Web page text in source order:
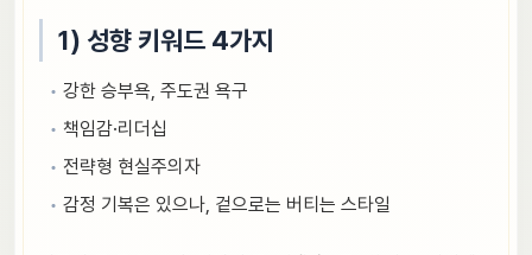
1) 성향 키워드 4가지
강한 승부욕, 주도권 욕구
책임감·리더십
전략형 현실주의자
감정 기복은 있으나, 겉으로는 버티는 스타일